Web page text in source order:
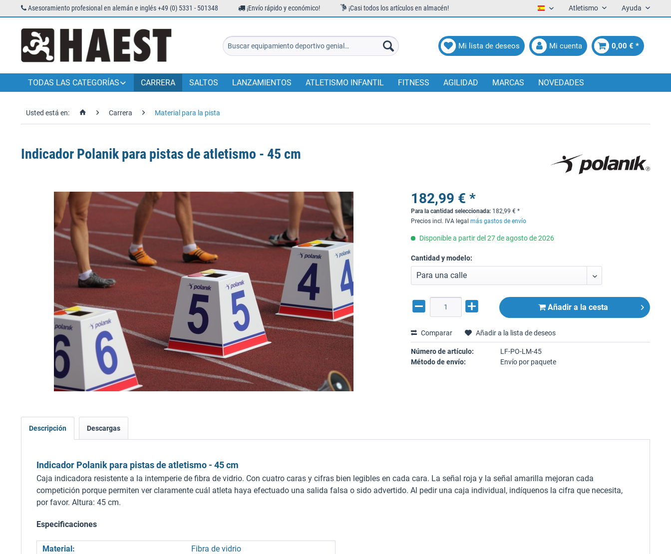
Asesoramiento profesional en alemán e inglés +49 (0) 5331 - 501348 ¡Envío rápido y económico! ¡Casi todos los artículos en almacén! EspañolAtletismo Ayuda
Mi lista de deseos Mi cuenta 0,00 € *
TODAS LAS CATEGORÍAS CARRERA SALTOS LANZAMIENTOS ATLETISMO INFANTIL FITNESS AGILIDAD MARCAS NOVEDADES
Usted está en: Carrera Material para la pista
Indicador Polanik para pistas de atletismo - 45 cm
182,99 € *
Para la cantidad seleccionada: 182,99 € *
Precios incl. IVA legalmás gastos de envío
Disponible a partir del 27 de agosto de 2026
Cantidad y modelo:
Añadir a la cesta
Comparar Añadir a la lista de deseos
Número de artículo:
LF-PO-LM-45
Método de envío:
Envío por paquete
Descripción Descargas
Indicador Polanik para pistas de atletismo - 45 cm
Caja indicadora resistente a la intemperie de fibra de vidrio. Con cuatro caras y cifras bien legibles en cada cara. La señal roja y la señal amarilla mejoran cada
competición porque permiten ver claramente cuál atleta haya efectuado una salida falsa o sido advertido. Al pedir una caja individual, indíquenos la cifra que necesita,
por favor. Altura: 45 cm.
Especificaciones
Material:
Fibra de vidrio